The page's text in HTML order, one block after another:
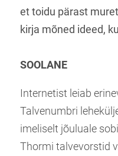
et toidu pärast
kirja mõned ideed,
SOOLANE
Internetist leiab
Talvenumbri
imeliselt jõuluale
Thormi talvevorstid